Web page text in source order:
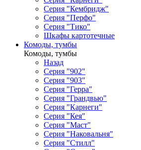
Серия "Кембридж"
Серия "Перфо"
Серия "Тико"
Шкафы картотечные
Комоды, тумбы
Комоды, тумбы
Назад
Серия "902"
Серия "903"
Серия "Герра"
Серия "Грандвью"
Серия "Карнеги"
Серия "Кея"
Серия "Маст"
Серия "Наковальня"
Серия "Стилл"